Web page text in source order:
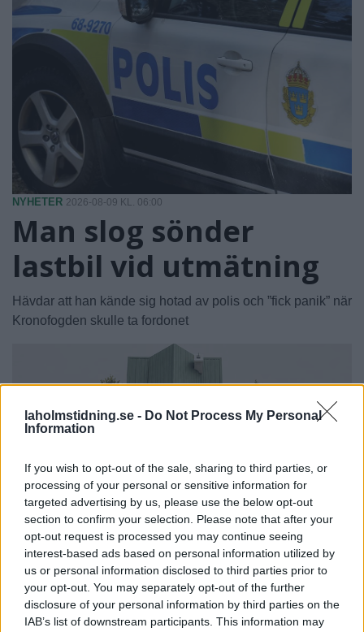
laholmstidning.se - Do Not Process My Personal
Information
If you wish to opt-out of the sale, sharing to third parties, or
processing of your personal or sensitive information for
targeted advertising by us, please use the below opt-out
section to confirm your selection. Please note that after your
opt-out request is processed you may continue seeing
interest-based ads based on personal information utilized by
us or personal information disclosed to third parties prior to
your opt-out. You may separately opt-out of the further
disclosure of your personal information by third parties on the
IAB’s list of downstream participants. This information may
NYHETER 2026-08-09 KL. 06:00
Man slog sönder
lastbil vid utmätning
Hävdar att han kände sig hotad av polis och ”fick panik” när
Kronofogden skulle ta fordonet